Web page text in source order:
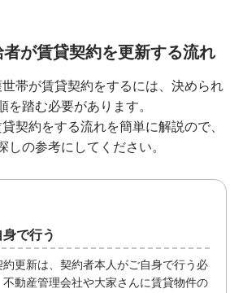
が賃貸契約を更新する流れ
帯が賃貸契約をするには、決められ
を踏む必要があります。
契約をする流れを簡単に解説ので、
しの参考にしてください。
で行う
約更新は、契約者本人がご自身で行う必
動産管理会社や大家さんに賃貸物件の